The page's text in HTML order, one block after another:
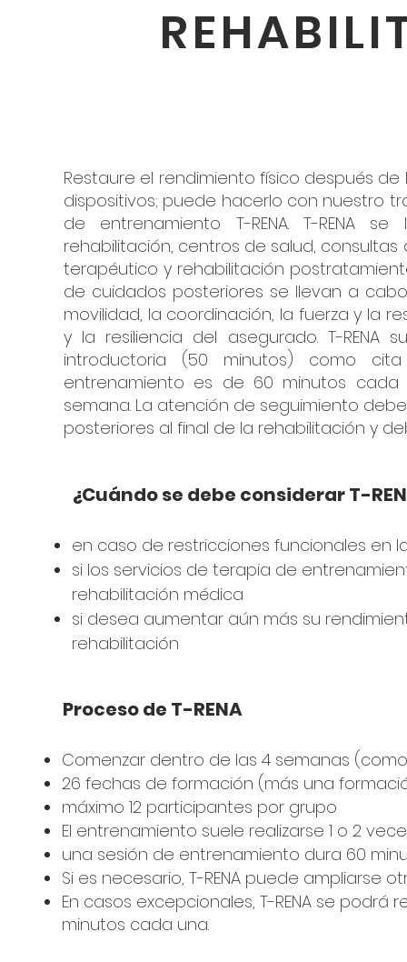
Restaure el rendimiento físico después
dispositivos; puede hacerlo con nuestro
de entrenamiento T-RENA. T-RENA
rehabilitación, centros de salud, consultas
terapéutico y rehabilitación
de cuidados posteriores se llevan a
movilidad, la coordinación, la fuerza y la
y la resiliencia del asegurado. T-
introductoria (50 minutos) como
entrenamiento es de 60 minutos
semana. La atención de seguimiento
posteriores al final de la rehabilitación y
¿Cuándo se debe considerar T-
en caso de restricciones funcionales en
si los servicios de terapia de
rehabilitación médica
si desea aumentar aún más su
rehabilitación
Proceso de T-RENA
Comenzar dentro de las 4 semanas
26 fechas de formación (más una
máximo 12 participantes por grupo
El entrenamiento suele realizarse 1 o 2
una sesión de entrenamiento dura 60
Si es necesario, T-RENA puede ampliarse
En casos excepcionales, T-RENA se podrá
minutos cada una.